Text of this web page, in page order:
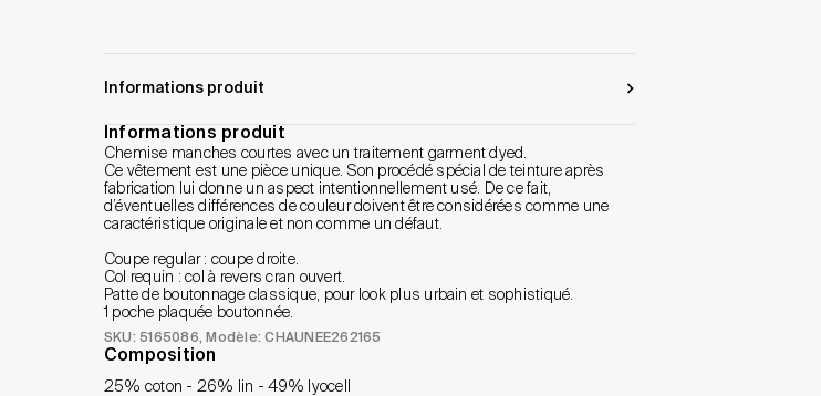
Informations produit
Informations produit
Chemise manches courtes avec un traitement garment dyed.
Ce vêtement est une pièce unique. Son procédé spécial de teinture après
fabrication lui donne un aspect intentionnellement usé. De ce fait,
d’éventuelles différences de couleur doivent être considérées comme une
caractéristique originale et non comme un défaut.
Coupe regular : coupe droite.
Col requin : col à revers cran ouvert.
Patte de boutonnage classique, pour look plus urbain et sophistiqué.
1 poche plaquée boutonnée.
SKU: 5165086, Modèle: CHAUNEE262165
Composition
25% coton - 26% lin - 49% lyocell